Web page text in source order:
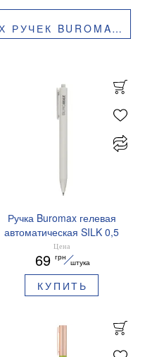
BM.8440
Ручка Buromax гелевая
автоматическая SILK 0,5
мм синие чернила
BM.83100
Цена
69 грн
штука
КУПИТЬ